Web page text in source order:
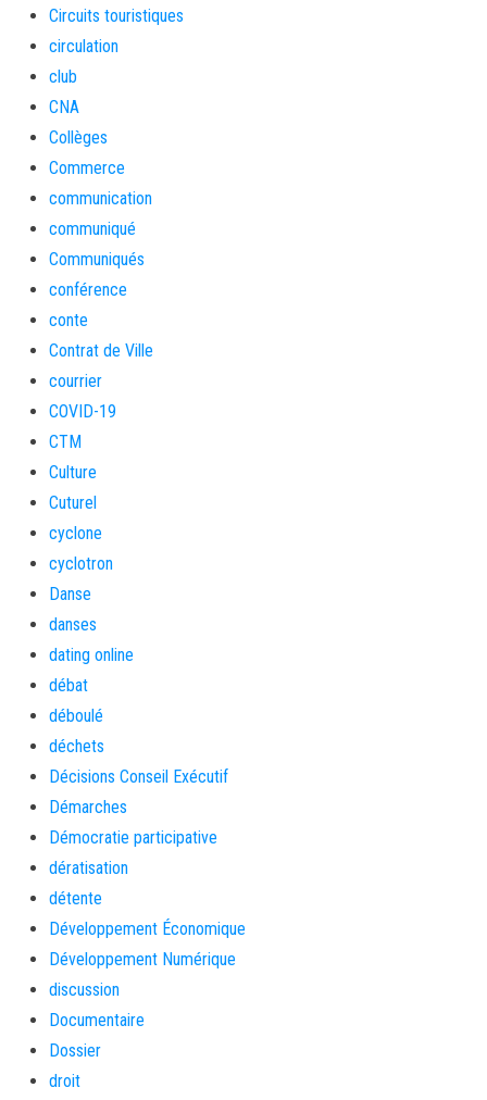
Circuits touristiques
circulation
club
CNA
Collèges
Commerce
communication
communiqué
Communiqués
conférence
conte
Contrat de Ville
courrier
COVID-19
CTM
Culture
Cuturel
cyclone
cyclotron
Danse
danses
dating online
débat
déboulé
déchets
Décisions Conseil Exécutif
Démarches
Démocratie participative
dératisation
détente
Développement Économique
Développement Numérique
discussion
Documentaire
Dossier
droit